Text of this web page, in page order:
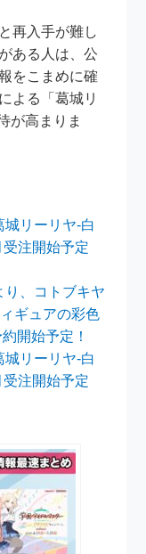
再入手が難し
ある人は、公
をこまめに確
よる「葛城リ
が高まりま
城リーリヤ-白
注開始予定
り、コトブキヤ
ギュアの彩色
開始予定！
城リーリヤ-白
注開始予定